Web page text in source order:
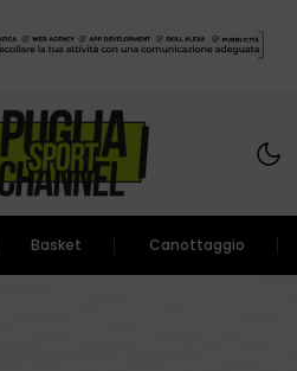
Basket Canottaggio